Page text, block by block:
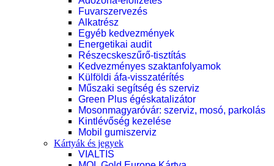
Fuvarszervezés
Alkatrész
Egyéb kedvezmények
Energetikai audit
Részecskeszűrő-tisztítás
Kedvezményes szaktanfolyamok
Külföldi áfa-visszatérítés
Műszaki segítség és szerviz
Green Plus égéskatalizátor
Mosonmagyaróvár: szerviz, mosó, parkolás
Kintlévőség kezelése
Mobil gumiszerviz
Kártyák és jegyek
VIALTIS